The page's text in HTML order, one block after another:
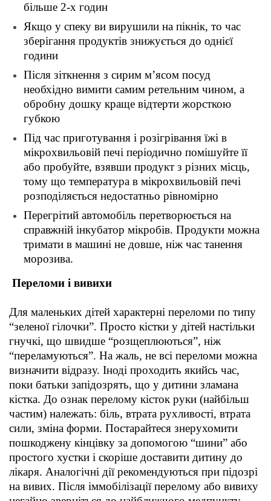
більше 2-х годин
Якщо у спеку ви вирушили на пікнік, то час
зберігання продуктів знижується до однієї
години
Після зіткнення з сирим м’ясом посуд
необхідно вимити самим ретельним чином, а
обробну дошку краще відтерти жорсткою
губкою
Під час приготування і розігрівання їжі в
мікрохвильовій печі періодично помішуйте її
або пробуйте, взявши продукт з різних місць,
тому що температура в мікрохвильовій печі
розподіляється недостатньо рівномірно
Перегрітий автомобіль перетворюється на
справжній інкубатор мікробів. Продукти можна
тримати в машині не довше, ніж час танення
морозива.
Переломи і вивихи
Для маленьких дітей характерні переломи по типу
“зеленої гілочки”. Просто кістки у дітей настільки
гнучкі, що швидше “розщеплюються”, ніж
“переламуються”. На жаль, не всі переломи можна
визначити відразу. Іноді проходить якийсь час,
поки батьки запідозрять, що у дитини зламана
кістка. До ознак перелому кісток руки (найбільш
частим) належать: біль, втрата рухливості, втрата
сили, зміна форми. Постарайтеся знерухомити
пошкоджену кінцівку за допомогою “шини” або
простого хустки і скоріше доставити дитину до
лікаря. Аналогічні дії рекомендуються при підозрі
на вивих. Після іммобілізації перелому або вивиху